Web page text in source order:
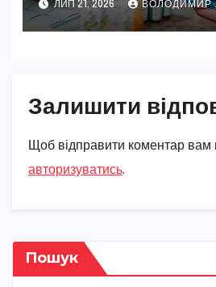
ЛИП 21, 2026 ВОЛОДИМИР
Залишити
Щоб відправити коментар вам
авторизуватись.
Пошук